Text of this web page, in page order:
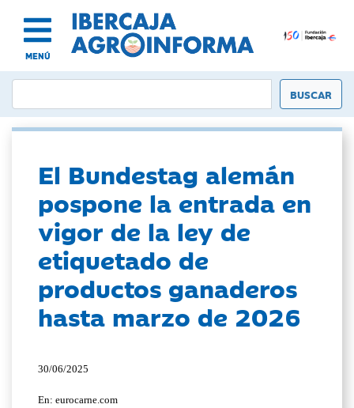
MENÚ
El Bundestag alemán
pospone la entrada en
vigor de la ley de
etiquetado de
productos ganaderos
hasta marzo de 2026
30/06/2025
En: eurocarne.com